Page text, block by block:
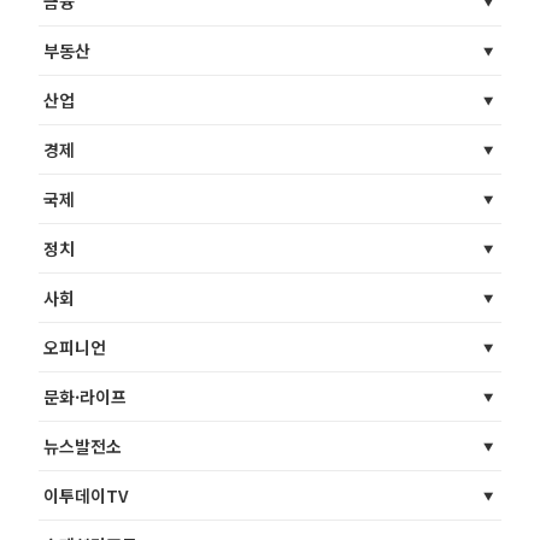
부동산
산업
경제
국제
정치
사회
오피니언
문화·라이프
뉴스발전소
이투데이TV